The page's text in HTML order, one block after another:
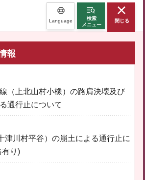
Language
検索
メニュー
閉じる
報
（上北山村小橡）の路肩決壊及び
通行止について
津川村平谷）の崩土による通行止に
有り)